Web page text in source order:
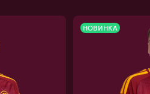
НОВИНКА